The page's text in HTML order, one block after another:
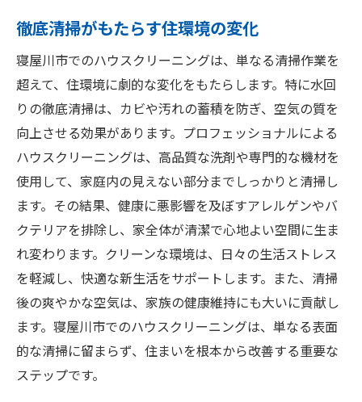
徹底清掃がもたらす住環境の変化
寝屋川市でのハウスクリーニングは、単なる清掃作業を
超えて、住環境に劇的な変化をもたらします。特に水回
りの徹底清掃は、カビや汚れの蓄積を防ぎ、空気の質を
向上させる効果があります。プロフェッショナルによる
ハウスクリーニングは、高品質な洗剤や専門的な機材を
使用して、家庭内の見えない部分までしっかりと清掃し
ます。その結果、健康に悪影響を及ぼすアレルゲンやバ
クテリアを排除し、家全体が清潔で心地よい空間に生ま
れ変わります。クリーンな環境は、日々の生活ストレス
を軽減し、快適な新生活をサポートします。また、清掃
後の爽やかな空気は、家族の健康維持にも大いに貢献し
ます。寝屋川市でのハウスクリーニングは、単なる表面
的な清掃に留まらず、住まいを根本から改善する重要な
ステップです。